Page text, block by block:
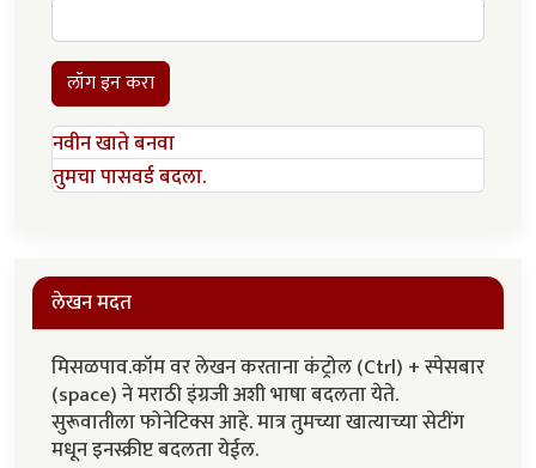
लॉग इन करा
नवीन खाते बनवा
तुमचा पासवर्ड बदला.
लेखन मदत
मिसळपाव.कॉम वर लेखन करताना कंट्रोल (Ctrl) + स्पेसबार
(space) ने मराठी इंग्रजी अशी भाषा बदलता येते.
सुरूवातीला फोनेटिक्स आहे. मात्र तुमच्या खात्याच्या सेटींग
मधून इनस्क्रीप्ट बदलता येईल.